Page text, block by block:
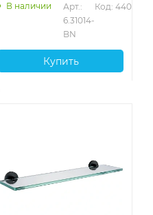
В наличии
Арт.:
6.31014-
BN
Код: 44076
Купить